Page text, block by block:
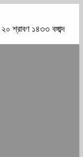
শ্রাবণ ১৪৩৩ বঙ্গাব্দ